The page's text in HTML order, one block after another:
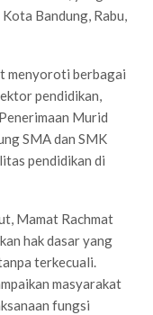
Bandung, Rabu,
menyoroti berbagai
pendidikan,
Murid
SMA dan SMK
pendidikan di
Mamat Rachmat
hak dasar yang
terkecuali.
masyarakat
fungsi